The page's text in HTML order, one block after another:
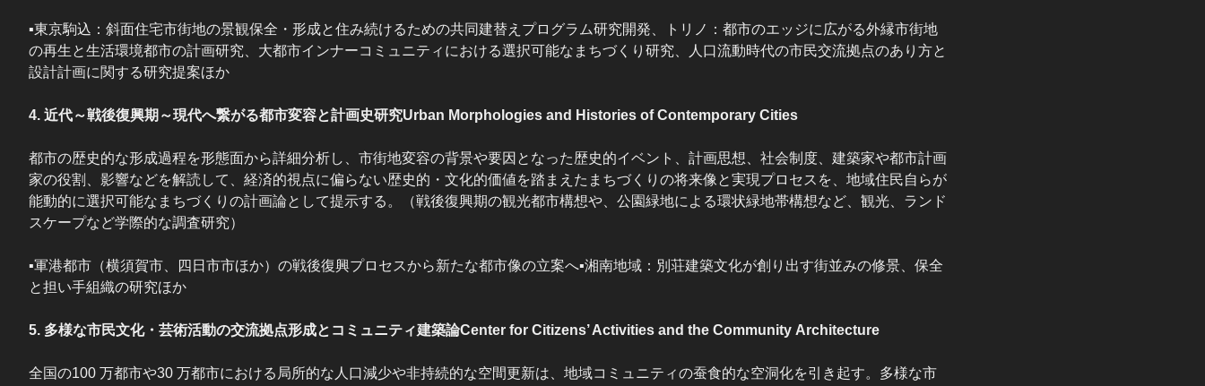
▪東京駒込：斜面住宅市街地の景観保全・形成と住み続けるための共同建替えプログラム研究開発、トリノ：都市のエッジに広がる外縁市街地
の再生と生活環境都市の計画研究、大都市インナーコミュニティにおける選択可能なまちづくり研究、人口流動時代の市民交流拠点のあり方と
設計計画に関する研究提案ほか
4. 近代～戦後復興期～現代へ繋がる都市変容と計画史研究Urban Morphologies and Histories of Contemporary Cities
都市の歴史的な形成過程を形態面から詳細分析し、市街地変容の背景や要因となった歴史的イベント、計画思想、社会制度、建築家や都市計画
家の役割、影響などを解読して、経済的視点に偏らない歴史的・文化的価値を踏まえたまちづくりの将来像と実現プロセスを、地域住民自らが
能動的に選択可能なまちづくりの計画論として提示する。（戦後復興期の観光都市構想や、公園緑地による環状緑地帯構想など、観光、ランド
スケープなど学際的な調査研究）
▪軍港都市（横須賀市、四日市市ほか）の戦後復興プロセスから新たな都市像の立案へ▪湘南地域：別荘建築文化が創り出す街並みの修景、保全
と担い手組織の研究ほか
5. 多様な市民文化・芸術活動の交流拠点形成とコミュニティ建築論Center for Citizens’ Activities and the Community Architecture
全国の100 万都市や30 万都市における局所的な人口減少や非持続的な空間更新は、地域コミュニティの蚕食的な空洞化を引き起す。多様な市